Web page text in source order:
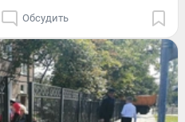
Обсудить